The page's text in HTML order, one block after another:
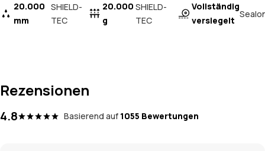
20.000
mm
SHIELD-
TEC
20.000
g
SHIELD-
TEC
Vollständig
versiegelt
Rezensionen
4.8 Basierend auf 1055 Bewertungen